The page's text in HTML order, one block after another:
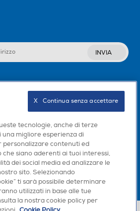
INVIA
tecnologie, anche di terze
migliore esperienza di
personalizzare contenuti ed
che siano aderenti ai tuoi interessi,
dei social media ed analizzare le
sito. Selezionando
ti sarà possibile determinare
utilizzati in base alle tue
la nostra cookie policy per
X   Continua senza accettare